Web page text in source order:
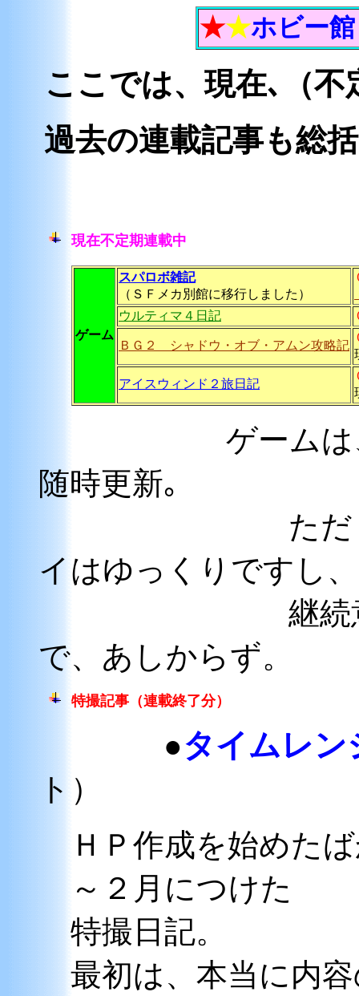
★★ホビー
ここでは、現在､（
過去の連載記事も総
現在不定期連載中
ゲーム
スパロボ雑記
（ＳＦメカ別館に移行しました）
ウルティマ４日記
ＢＧ２ シャドウ・オブ・アムン攻略記
アイスウィンド２旅日記
ゲームは、プ
随時更新｡
ただし、Ｎ
イはゆっくりですし、
継続意欲も
で、あしから
特撮記事（連載終了分）
●タイムレン
ト）
ＨＰ作成を始めた
～２月につけた
特撮日記。
最初は、本当に内